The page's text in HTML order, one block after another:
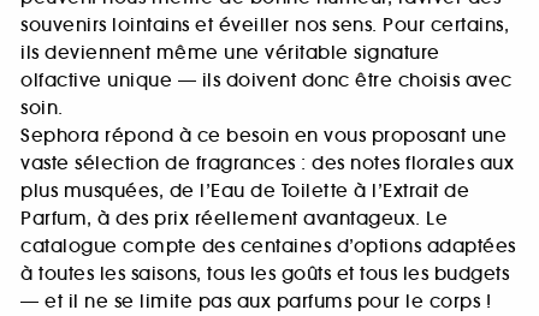
souvenirs lointains et éveiller nos sens. Pour certains,
ils deviennent même une véritable signature
olfactive unique — ils doivent donc être choisis avec
soin.
Sephora répond à ce besoin en vous proposant une
vaste sélection de fragrances : des notes florales aux
plus musquées, de l’Eau de Toilette à l’Extrait de
Parfum, à des prix réellement avantageux. Le
catalogue compte des centaines d’options adaptées
à toutes les saisons, tous les goûts et tous les budgets
— et il ne se limite pas aux parfums pour le corps !